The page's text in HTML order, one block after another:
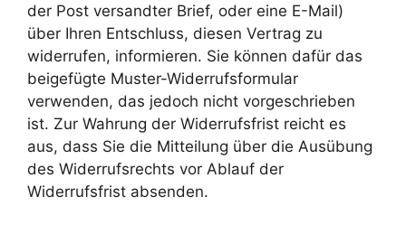
der Post versandter Brief, oder eine E-Mail)
über Ihren Entschluss, diesen Vertrag zu
widerrufen, informieren. Sie können dafür das
beigefügte Muster-Widerrufsformular
verwenden, das jedoch nicht vorgeschrieben
ist. Zur Wahrung der Widerrufsfrist reicht es
aus, dass Sie die Mitteilung über die Ausübung
des Widerrufsrechts vor Ablauf der
Widerrufsfrist absenden.